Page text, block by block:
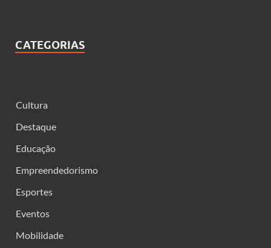
CATEGORIAS
Cultura
Destaque
Educação
Empreendedorismo
Esportes
Eventos
Mobilidade